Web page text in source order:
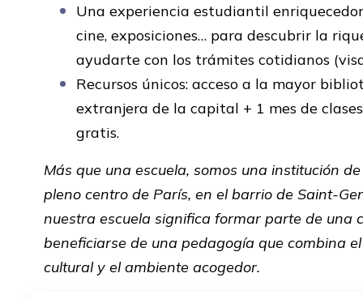
Una experiencia estudiantil
cine, exposiciones… para descubrir la
ayudarte con los trámites cotidianos
Recursos únicos: acceso a la mayor
extranjera de la capital + 1 mes de
gratis.
Más que una escuela, somos una institución
pleno centro de París, en el barrio de Saint-
nuestra escuela significa formar parte de una
beneficiarse de una pedagogía que combina
cultural y el ambiente acogedor.